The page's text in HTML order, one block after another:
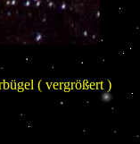
( vergrößert )